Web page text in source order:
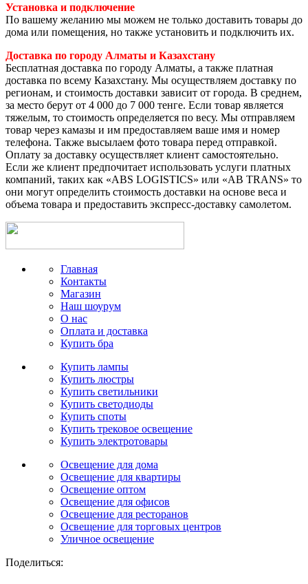
Установка и подключение
По вашему желанию мы можем не только доставить товары до
дома или помещения, но также установить и подключить их.
Доставка по городу Алматы и Казахстану
Бесплатная доставка по городу Алматы, а также платная
доставка по всему Казахстану. Мы осуществляем доставку по
регионам, и стоимость доставки зависит от города. В среднем,
за место берут от 4 000 до 7 000 тенге. Если товар является
тяжелым, то стоимость определяется по весу. Мы отправляем
товар через камазы и им предоставляем ваше имя и номер
телефона. Также высылаем фото товара перед отправкой.
Оплату за доставку осуществляет клиент самостоятельно.
Если же клиент предпочитает использовать услуги платных
компаний, таких как «ABS LOGISTICS» или «AB TRANS» то
они могут определить стоимость доставки на основе веса и
объема товара и предоставить экспресс-доставку самолетом.
Главная
Контакты
Магазин
Наш шоурум
О нас
Оплата и доставка
Купить бра
Купить лампы
Купить люстры
Купить светильники
Купить светодиоды
Купить споты
Купить трековое освещение
Купить электротовары
Освещение для дома
Освещение для квартиры
Освещение оптом
Освещение для офисов
Освещение для ресторанов
Освещение для торговых центров
Уличное освещение
Поделиться: